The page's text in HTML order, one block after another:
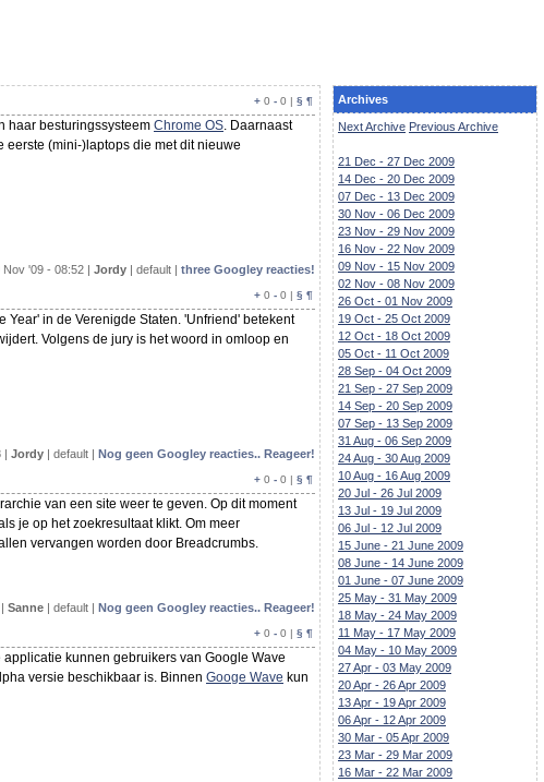
Archives
Next Archive Previous Archive
21 Dec - 27 Dec 2009
14 Dec - 20 Dec 2009
07 Dec - 13 Dec 2009
30 Nov - 06 Dec 2009
23 Nov - 29 Nov 2009
16 Nov - 22 Nov 2009
09 Nov - 15 Nov 2009
02 Nov - 08 Nov 2009
26 Oct - 01 Nov 2009
19 Oct - 25 Oct 2009
12 Oct - 18 Oct 2009
05 Oct - 11 Oct 2009
28 Sep - 04 Oct 2009
21 Sep - 27 Sep 2009
14 Sep - 20 Sep 2009
07 Sep - 13 Sep 2009
31 Aug - 06 Sep 2009
24 Aug - 30 Aug 2009
10 Aug - 16 Aug 2009
20 Jul - 26 Jul 2009
13 Jul - 19 Jul 2009
06 Jul - 12 Jul 2009
15 June - 21 June 2009
08 June - 14 June 2009
01 June - 07 June 2009
25 May - 31 May 2009
18 May - 24 May 2009
11 May - 17 May 2009
04 May - 10 May 2009
27 Apr - 03 May 2009
20 Apr - 26 Apr 2009
13 Apr - 19 Apr 2009
06 Apr - 12 Apr 2009
30 Mar - 05 Apr 2009
23 Mar - 29 Mar 2009
16 Mar - 22 Mar 2009
+ 0 - 0 | § ¶
haar besturingssysteem Chrome OS. Daarnaast
(mini-)laptops die met dit nieuwe
Nov '09 - 08:52 | Jordy | default | three Googley reacties!
+ 0 - 0 | § ¶
Year' in de Verenigde Staten. 'Unfriend' betekent
Volgens de jury is het woord in omloop en
| Jordy | default | Nog geen Googley reacties.. Reageer!
+ 0 - 0 | § ¶
van een site weer te geven. Op dit moment
je op het zoekresultaat klikt. Om meer
vervangen worden door Breadcrumbs.
Sanne | default | Nog geen Googley reacties.. Reageer!
+ 0 - 0 | § ¶
kunnen gebruikers van Google Wave
versie beschikbaar is. Binnen Googe Wave kun